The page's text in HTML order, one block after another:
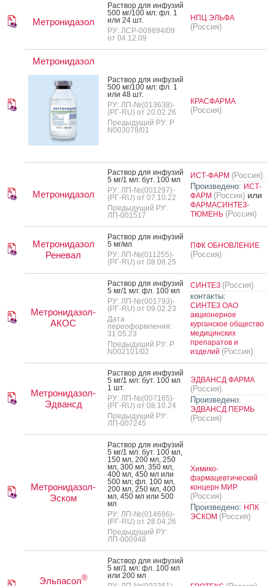
Метронидазол
Рас­твор для ин­фу­зий
500 мг/100 мл: фл. 1
или 24 шт.
РУ: ЛСР-009894/09
от 04.12.09
НПЦ ЭЛЬФА
(Россия)
Метронидазол
Рас­твор для ин­фу­зий
500 мг/100 мл: фл. 1
или 48 шт.
РУ: ЛП-№(013638)-
(РГ-RU) от 20.02.26
Предыдущий РУ: Р
N003078/01
КРАСФАРМА
(Россия)
Метронидазол
Рас­твор для ин­фу­зий
5 мг/1 мл: бут. 100 мл
РУ: ЛП-№(001297)-
(РГ-RU) от 07.10.22
Предыдущий РУ:
ЛП-001517
ИСТ-ФАРМ (Россия)
Произведено: ИСТ-
ФАРМ (Россия) или
ФАРМАСИНТЕЗ-
ТЮМЕНЬ (Россия)
Метронидазол
Реневал
Рас­твор для ин­фу­зий
5 мг/мл
РУ: ЛП-№(011255)-
(РГ-RU) от 08.08.25
ПФК ОБНОВЛЕНИЕ
(Россия)
Метронидазол-
АКОС
Рас­твор для ин­фу­зий
5 мг/1 мл: фл. 100 мл
РУ: ЛП-№(001793)-
(РГ-RU) от 09.02.23
Дата
переоформления:
31.05.23
Предыдущий РУ: Р
N002101/02
СИНТЕЗ (Россия)
контакты:
СИНТЕЗ ОАО
акционерное
курганское общество
медицинских
препаратов и
изделий (Россия)
Метронидазол-
Эдвансд
Рас­твор для ин­фу­зий
5 мг/1 мл: бут. 100 мл
1 шт.
РУ: ЛП-№(007165)-
(РГ-RU) от 08.10.24
Предыдущий РУ:
ЛП-007245
ЭДВАНСД ФАРМА
(Россия)
Произведено:
ЭДВАНСД ПЕРМЬ
(Россия)
Метронидазол-
Эском
Рас­твор для ин­фу­зий
5 мг/1 мл: бут. 100 мл,
150 мл, 200 мл, 250
мл, 300 мл, 350 мл,
400 мл, 450 мл или
500 мл; фл. 100 мл,
200 мл, 250 мл, 400
мл, 450 мл или 500
мл
РУ: ЛП-№(014686)-
(РГ-RU) от 28.04.26
Предыдущий РУ:
ЛП-000948
Химико-
фармацевтический
концерн МИР
(Россия)
Произведено: НПК
ЭСКОМ (Россия)
Эльпасол®
Рас­твор для ин­фу­зий
5 мг/1 мл: фл. 100 мл
или 200 мл